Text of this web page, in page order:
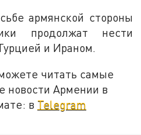
армянской стороны
продолжат нести
и Ираном.
читать самые
новости Армении в
в Telegram